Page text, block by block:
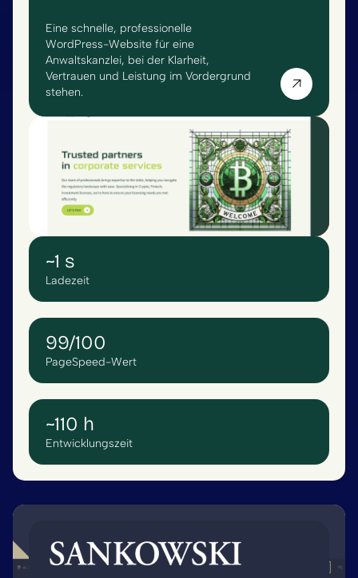
Eine schnelle, professionelle
WordPress-Website für eine
Anwaltskanzlei, bei der Klarheit,
Vertrauen und Leistung im Vordergrund
stehen.
~1 s
Ladezeit
99/100
PageSpeed-Wert
~110 h
Entwicklungszeit